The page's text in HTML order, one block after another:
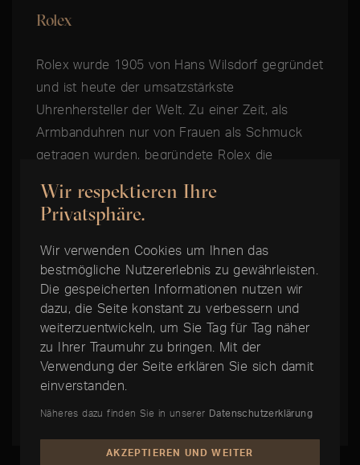
Rolex
Rolex wurde 1905 von Hans Wilsdorf gegründet
und ist heute der umsatzstärkste
Uhrenhersteller der Welt. Zu einer Zeit, als
Armbanduhren nur von Frauen als Schmuck
getragen wurden, begründete Rolex die
gelang, eine Armbanduhr zu bauen, die robust
genug für den täglichen Gebrauch war. Auch
heute noch ist Rolex Branchenführer im
Bereich der langlebigen Alltagsuhren und
begründete das Konzept der Toolwatch. Von
den Tiefen der Ozeane bis zu den Höhen der
Luftfahrt werden die Professional Modelle von
Rolex von Fachleuten geschätzt und erfreuen
sich heute eines außergewöhnlich hohen
Wir respektieren Ihre
Privatsphäre.
Wir verwenden Cookies um Ihnen das
bestmögliche Nutzererlebnis zu gewährleisten.
Die gespeicherten Informationen nutzen wir
dazu, die Seite konstant zu verbessern und
weiterzuentwickeln, um Sie Tag für Tag näher
zu Ihrer Traumuhr zu bringen. Mit der
Verwendung der Seite erklären Sie sich damit
einverstanden.
Näheres dazu finden Sie in unserer Datenschutzerklärung
AKZEPTIEREN UND WEITER